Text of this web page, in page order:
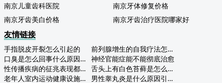
南京儿童齿科医院
南京牙体修复价格
南京牙齿美白价格
南京牙齿治疗医院哪家好
友情链接
手指脱皮开裂怎么引起的
前列腺增生的自我疗法怎么吃
口臭是怎么回事什么原因引起的
神经官能症能不能彻底治愈
性传播疾病的征兆表现都有哪些
舌头上有白色苔藓是怎么回事
老年人室内运动健康设施标准
男性睾丸炎是什么原因引起的呢